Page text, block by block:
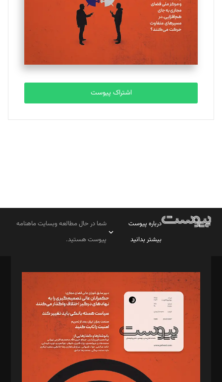
ملینا جعفری
تحریریه
مصطفی مسجدی آرانی
تحریریه
بابک نقاش
تحریریه
اشتراک پیوست
درباره پیوست
بیشتر بدانید
شما در حال مطالعه وبسایت ماهنامه
پیوست هستید.
مدیر مسئول: محمدباقر اثنی‌عشری
سردبیر: مهرک محمودی
دبیر تحریریه: میثم قاسمی
د‌بیر ناداستان: سمانه سمیع
د‌بیر خدمت و تجارت: ابوالفضل رجبی
د‌بیر حقوق فناوری: حسام‌الدین ایپکچی
د‌بیر پیوست جهان: مینا پاکدل
د‌بیر تحریریه آنلاین: بابک نقاش